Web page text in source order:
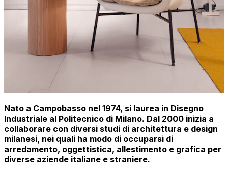
Nato a Campobasso nel 1974, si laurea in Disegno
Industriale al Politecnico di Milano. Dal 2000 inizia a
collaborare con diversi studi di architettura e design
milanesi, nei quali ha modo di occuparsi di
arredamento, oggettistica, allestimento e grafica per
diverse aziende italiane e straniere.